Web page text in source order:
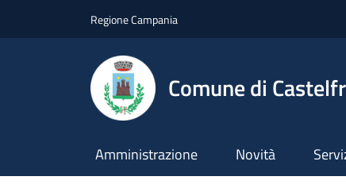
Regione Campania
Comune di
Amministrazione Novità